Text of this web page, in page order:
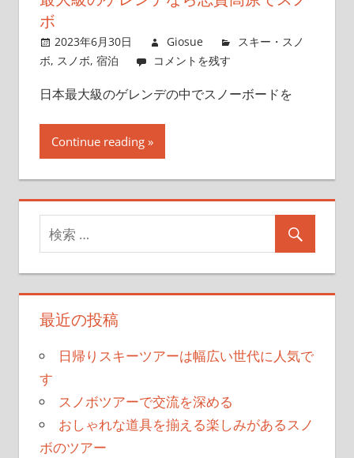
ボ
2023年6月30日 Giosue
スキー・スノ
ボ, スノボ, 宿泊 コメントを残す
日本最大級のゲレンデの中でスノーボードを
Continue reading
最近の投稿
日帰りスキーツアーは幅広い世代に人気で
す
スノボツアーで交流を深める
おしゃれな道具を揃える楽しみがあるスノ
ボのツアー